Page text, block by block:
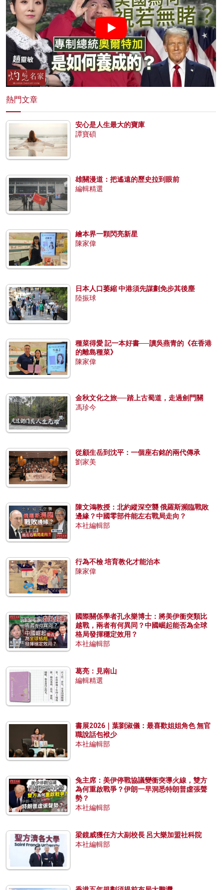
熱門文章
安心是人生最大的寶庫
譚寶碩
雄關漫道：把遙遠的歷史拉到眼前
編輯精選
繪本界一顆閃亮新星
陳家偉
日本人口萎縮 中港須先謀劃免步其後塵
陸振球
種菜得愛 記一本好書──讀吳燕青的《在香港
的離島種菜》
陳家偉
金秋文化之旅──踏上古蜀道，走過劍門關
馮珍今
從顧生岳到沈平：一個座右銘的兩代傳承
劉家美
陳文鴻教授：北約縱深空襲 俄羅斯瀕臨戰敗
邊緣？中國零部件能左右戰局走向？
本社編輯部
行為不檢 培育教化才能治本
陳家偉
國際關係學者孔永樂博士：將美伊衝突類比
越戰，兩者有何異同？中國崛起能否為全球
格局發揮穩定效用？
本社編輯部
葛亮：見南山
編輯精選
書展2026｜葉劉淑儀：最喜歡姐姐角色 無官
職說話包袱少
本社編輯部
兔主席：美伊停戰協議變衝突導火線，雙方
為何重啟戰爭？伊朗一早洞悉特朗普虛張聲
勢？
本社編輯部
梁鏡威獲任方大副校長 呂大樂加盟社科院
本社編輯部